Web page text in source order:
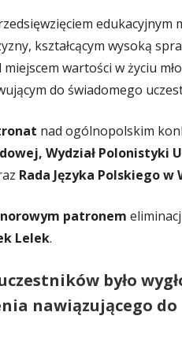
ŚWIETLICA
PIELĘGNIARKA
OCHRONA DANYCH OSOBOWYCH
LOGOTYP
edukacyjnym
kształcącym wysoką
wartości w życiu
do świadomego
nad ogólnopolskim
Wydział Polonistyki
Rada Języka Polskiego w
patronem
Lelek.
było w
nawiązującego